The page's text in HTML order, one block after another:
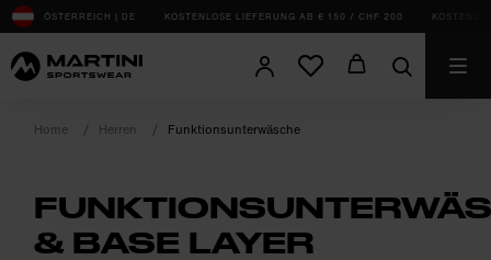
sr.Table Of Content
ÖSTERREICH | DE KOSTENLOSE LIEFERUNG AB € 150 / CHF 200
Home Herren Funktionsunterwäsche
& BASE LAYER